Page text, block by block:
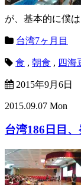
が、基本的に僕
台湾7ヶ月目
食 , 朝食 , 四海
2015年9月6日
2015.09.07 Mon
台湾186日目